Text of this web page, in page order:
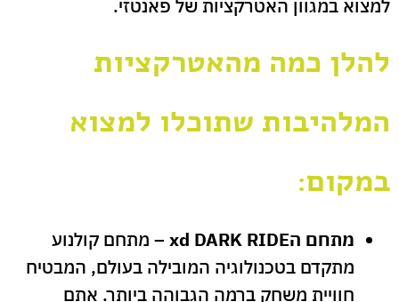
למצוא במגוון האטרקציות של פאנטזי.
להלן כמה מהאטרקציות
המלהיבות שתוכלו למצוא
במקום:
מתחם הxd DARK RIDE
– מתחם קולנוע
מתקדם בטכנולוגיה המובילה בעולם, המבטיח
חוויית משחק ברמה הגבוהה ביותר. אתם